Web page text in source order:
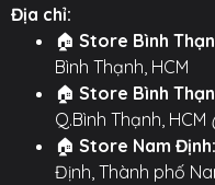
💪SIÊU BỀN BỈ &
vật liệu TPE dẻo
một cách hiệu
một cách chắc
lần thử nghiệm
trội so với các
Địa chỉ:
🏠 Store Bình
Bình Thạnh, HCM
🏠 Store Bình
Q.Bình Thạnh, HCM
🏠 Store Nam Định:
Định, Thành phố